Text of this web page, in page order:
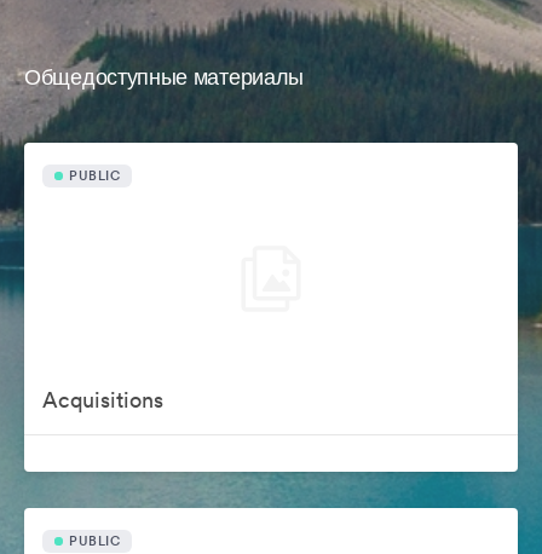
Общедоступные материалы
PUBLIC
Acquisitions
PUBLIC